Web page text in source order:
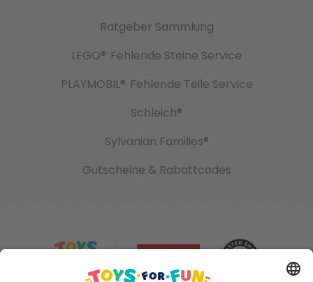
Ratgeber Sammlung
LEGO® Fehlende Steine Service
PLAYMOBIL® Fehlende Teile Service
Schleich®
Sylvanian Families®
Gutscheine & Rabattcodes